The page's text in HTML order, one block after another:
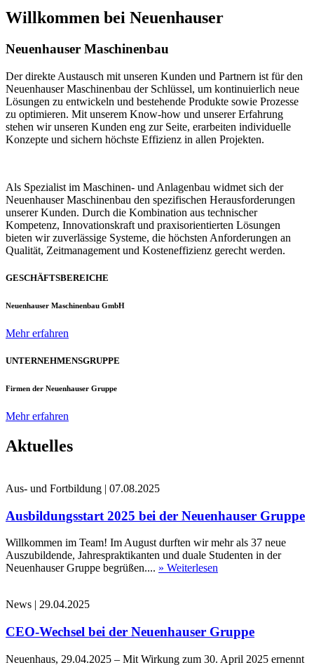
Willkommen bei Neuenhauser
Neuenhauser Maschinenbau
Der direkte Austausch mit unseren Kunden und Partnern ist für den
Neuenhauser Maschinenbau der Schlüssel, um kontinuierlich neue
Lösungen zu entwickeln und bestehende Produkte sowie Prozesse
zu optimieren. Mit unserem Know-how und unserer Erfahrung
stehen wir unseren Kunden eng zur Seite, erarbeiten individuelle
Konzepte und sichern höchste Effizienz in allen Projekten.
Als Spezialist im Maschinen- und Anlagenbau widmet sich der
Neuenhauser Maschinenbau den spezifischen Herausforderungen
unserer Kunden. Durch die Kombination aus technischer
Kompetenz, Innovationskraft und praxisorientierten Lösungen
bieten wir zuverlässige Systeme, die höchsten Anforderungen an
Qualität, Zeitmanagement und Kosteneffizienz gerecht werden.
GESCHÄFTSBEREICHE
Neuenhauser Maschinenbau GmbH
Mehr erfahren
UNTERNEHMENSGRUPPE
Firmen der Neuenhauser Gruppe
Mehr erfahren
Aktuelles
Aus- und Fortbildung | 07.08.2025
Ausbildungsstart 2025 bei der Neuenhauser Gruppe
Willkommen im Team! Im August durften wir mehr als 37 neue
Auszubildende, Jahrespraktikanten und duale Studenten in der
Neuenhauser Gruppe begrüßen.... » Weiterlesen
News | 29.04.2025
CEO-Wechsel bei der Neuenhauser Gruppe
Neuenhaus, 29.04.2025 – Mit Wirkung zum 30. April 2025 ernennt